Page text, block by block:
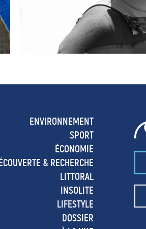
ENVIRONNEMENT
SPORT
ÉCONOMIE
& RECHERCHE
LITTORAL
INSOLITE
LIFESTYLE
DOSSIER